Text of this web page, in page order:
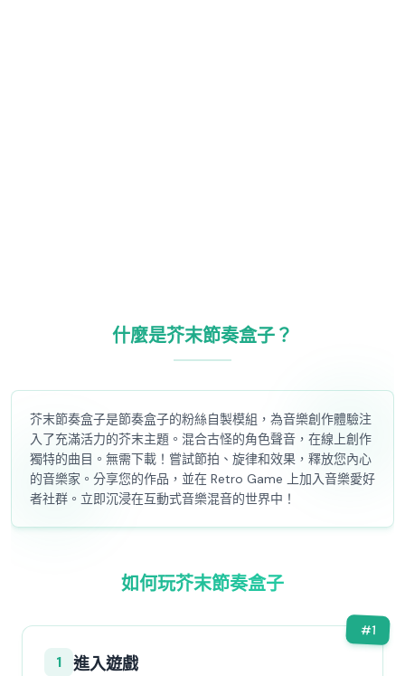
什麼是芥末節奏盒子？
芥末節奏盒子是節奏盒子的粉絲自製模組，為音樂創作體驗注
入了充滿活力的芥末主題。混合古怪的角色聲音，在線上創作
獨特的曲目。無需下載！嘗試節拍、旋律和效果，釋放您內心
的音樂家。分享您的作品，並在 Retro Game 上加入音樂愛好
者社群。立即沉浸在互動式音樂混音的世界中！
如何玩芥末節奏盒子
#1
1 進入遊戲